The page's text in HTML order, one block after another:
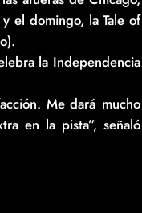
el domingo, la Tale of
la Independencia
Me dará mucho
en la pista”, señaló